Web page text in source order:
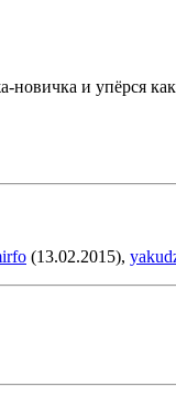
новичка и упёрся
(13.02.2015),